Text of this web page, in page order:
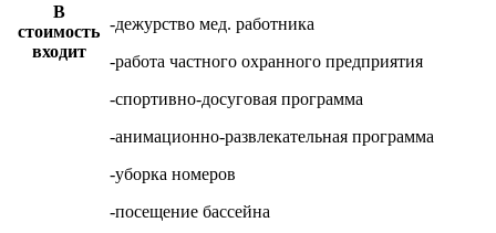
В
стоимость
входит
-дежурство мед. работника
-работа частного охранного предприятия
-спортивно-досуговая программа
-анимационно-развлекательная программа
-уборка номеров
-посещение бассейна